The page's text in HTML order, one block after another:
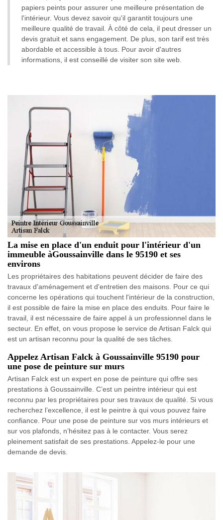
papiers peints pour assurer une meilleure présentation de
l'intérieur. Vous devez savoir qu'il garantit toujours une
meilleure qualité de travail. À côté de cela, il peut dresser un
devis gratuit et sans engagement. De plus, son tarif est très
abordable et accessible à tous. Pour avoir d'autres
informations, il est conseillé de visiter son site web.
La mise en place d'un enduit pour l'intérieur d'un
immeuble àGoussainville dans le 95190 et ses
environs
Les propriétaires des habitations peuvent décider de faire des
travaux d'aménagement et d'entretien des maisons. Pour ce qui
concerne les opérations qui touchent l'intérieur de la construction,
il est possible de faire la mise en place des enduits. Pour faire le
travail, il est nécessaire de faire appel à un professionnel dans le
secteur. En effet, on vous propose le service de Artisan Falck qui
est un artisan reconnu pour la qualité de ses tâches.
Appelez Artisan Falck à Goussainville 95190 pour
une pose de peinture sur murs
Artisan Falck est un expert en pose de peinture qui offre ses
prestations à Goussainville. C’est un peintre intérieur qui est
reconnu par les propriétaires pour ses travaux de qualité. Si vous
recherchez l’excellence, il est le peintre à qui vous pouvez faire
confiance. Pour une pose de peinture sur vos murs intérieurs et
sur vos plafonds, n’hésitez pas à le contacter. Vous serez
pleinement satisfait de ses prestations. Appelez-le pour une
demande de devis.